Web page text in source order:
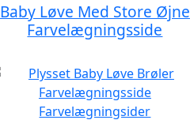
Baby Løve Med Store Øjne
Farvelægningsside